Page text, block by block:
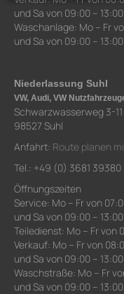
und Sa von 09:00 –
Waschanlage: Mo – Fr
und Sa von 09:00 –
Niederlassung Suhl
VW, Audi, VW
Schwarzwasserweg 3-11
98527 Suhl
Anfahrt: Route planen
Tel.: +49 (0) 3681 39380
Öffnungszeiten
Service: Mo – Fr von
und Sa von 09:00 –
Teiledienst: Mo – Fr von
Verkauf: Mo – Fr von
und Sa von 09:00 –
Waschstraße: Mo – Fr
und Sa von 09:00 –